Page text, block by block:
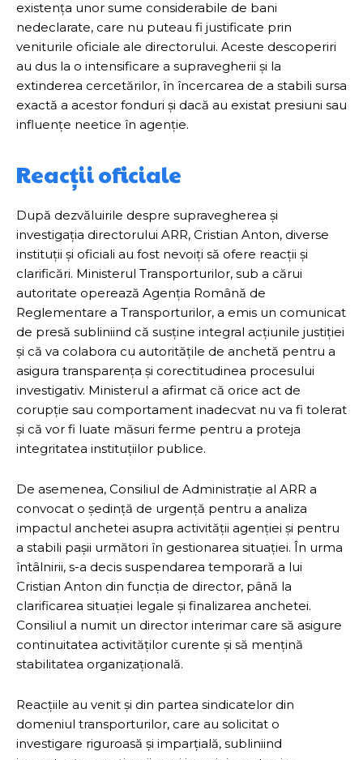
existența unor sume considerabile de bani
nedeclarate, care nu puteau fi justificate prin
veniturile oficiale ale directorului. Aceste descoperiri
au dus la o intensificare a supravegherii și la
extinderea cercetărilor, în încercarea de a stabili sursa
exactă a acestor fonduri și dacă au existat presiuni sau
influențe neetice în agenție.
Reacții oficiale
După dezvăluirile despre supravegherea și
investigația directorului ARR, Cristian Anton, diverse
instituții și oficiali au fost nevoiți să ofere reacții și
clarificări. Ministerul Transporturilor, sub a cărui
autoritate operează Agenția Română de
Reglementare a Transporturilor, a emis un comunicat
de presă subliniind că susține integral acțiunile justiției
și că va colabora cu autoritățile de anchetă pentru a
asigura transparența și corectitudinea procesului
investigativ. Ministerul a afirmat că orice act de
corupție sau comportament inadecvat nu va fi tolerat
și că vor fi luate măsuri ferme pentru a proteja
integritatea instituțiilor publice.
De asemenea, Consiliul de Administrație al ARR a
convocat o ședință de urgență pentru a analiza
impactul anchetei asupra activității agenției și pentru
a stabili pașii următori în gestionarea situației. În urma
întâlnirii, s-a decis suspendarea temporară a lui
Cristian Anton din funcția de director, până la
clarificarea situației legale și finalizarea anchetei.
Consiliul a numit un director interimar care să asigure
continuitatea activităților curente și să mențină
stabilitatea organizațională.
Reacțiile au venit și din partea sindicatelor din
domeniul transporturilor, care au solicitat o
investigare riguroasă și imparțială, subliniind